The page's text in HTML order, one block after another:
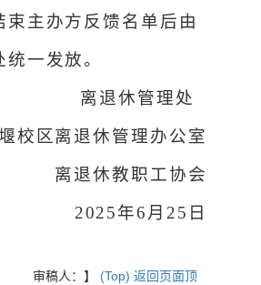
束主办方反馈名单后 由
统一发放。
离退休管理处
校区离退休管理办公室
离退休教职工协会
2025年6月 25 日
稿人： 】
(Top) 返回页面顶